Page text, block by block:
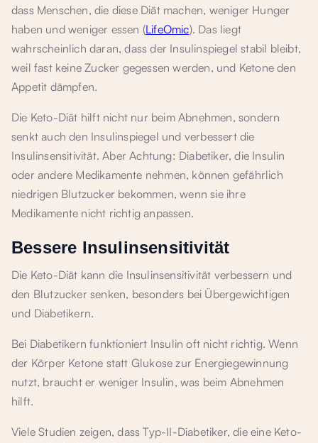
dass Menschen, die diese Diät machen, weniger Hunger
haben und weniger essen (LifeOmic). Das liegt
wahrscheinlich daran, dass der Insulinspiegel stabil bleibt,
weil fast keine Zucker gegessen werden, und Ketone den
Appetit dämpfen.
Die Keto-Diät hilft nicht nur beim Abnehmen, sondern
senkt auch den Insulinspiegel und verbessert die
Insulinsensitivität. Aber Achtung: Diabetiker, die Insulin
oder andere Medikamente nehmen, können gefährlich
niedrigen Blutzucker bekommen, wenn sie ihre
Medikamente nicht richtig anpassen.
Bessere Insulinsensitivität
Die Keto-Diät kann die Insulinsensitivität verbessern und
den Blutzucker senken, besonders bei Übergewichtigen
und Diabetikern.
Bei Diabetikern funktioniert Insulin oft nicht richtig. Wenn
der Körper Ketone statt Glukose zur Energiegewinnung
nutzt, braucht er weniger Insulin, was beim Abnehmen
hilft.
Viele Studien zeigen, dass Typ-II-Diabetiker, die eine Keto-